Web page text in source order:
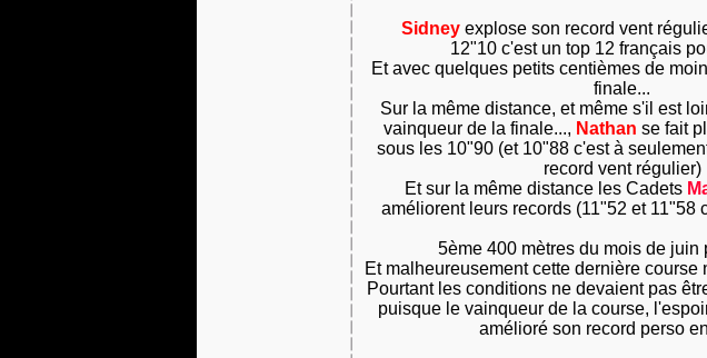
Sidney explose son record vent
12"10 c'est un top 12 français
Et avec quelques petits centièmes de
finale...
Sur la même distance, et même s'il est
vainqueur de la finale..., Nathan se fait
sous les 10"90 (et 10"88 c'est à
record vent régulier)
Et sur la même distance les Cadets
améliorent leurs records (11"52 et 11"58
5ème 400 mètres du mois de juin
Et malheureusement cette dernière course
Pourtant les conditions ne devaient pas
puisque le vainqueur de la course,
amélioré son record perso